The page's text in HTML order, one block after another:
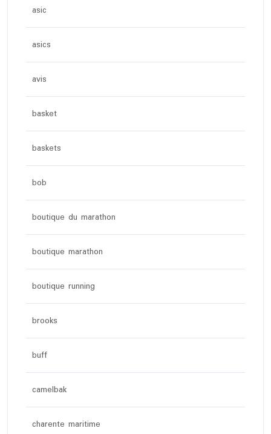
asic
asics
avis
basket
baskets
bob
boutique du marathon
boutique marathon
boutique running
brooks
buff
camelbak
charente maritime